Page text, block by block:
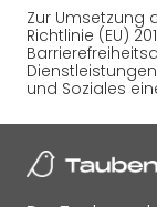
Zur Umsetzung
Richtlinie (EU)
und Soziales